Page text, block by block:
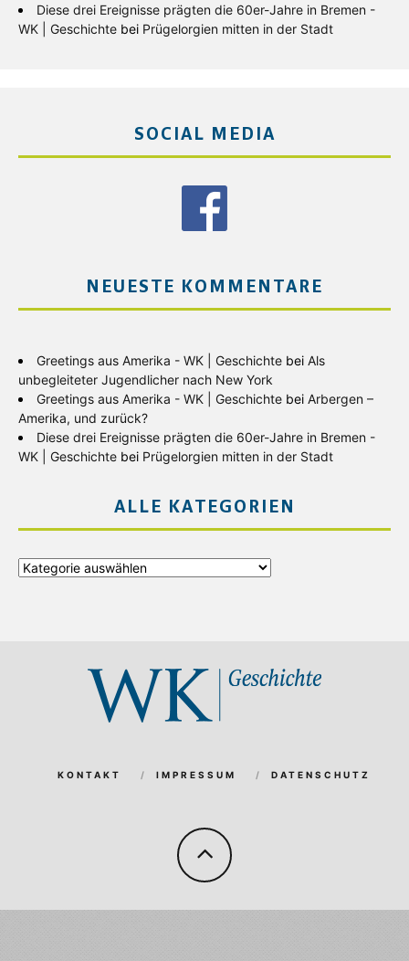
Diese drei Ereignisse prägten die 60er-Jahre in Bremen -
WK | Geschichte bei Prügelorgien mitten in der Stadt
SOCIAL MEDIA
NEUESTE KOMMENTARE
Greetings aus Amerika - WK | Geschichte bei Als
unbegleiteter Jugendlicher nach New York
Greetings aus Amerika - WK | Geschichte bei Arbergen –
Amerika, und zurück?
Diese drei Ereignisse prägten die 60er-Jahre in Bremen -
WK | Geschichte bei Prügelorgien mitten in der Stadt
ALLE KATEGORIEN
Alle
KONTAKT IMPRESSUM DATENSCHUTZ